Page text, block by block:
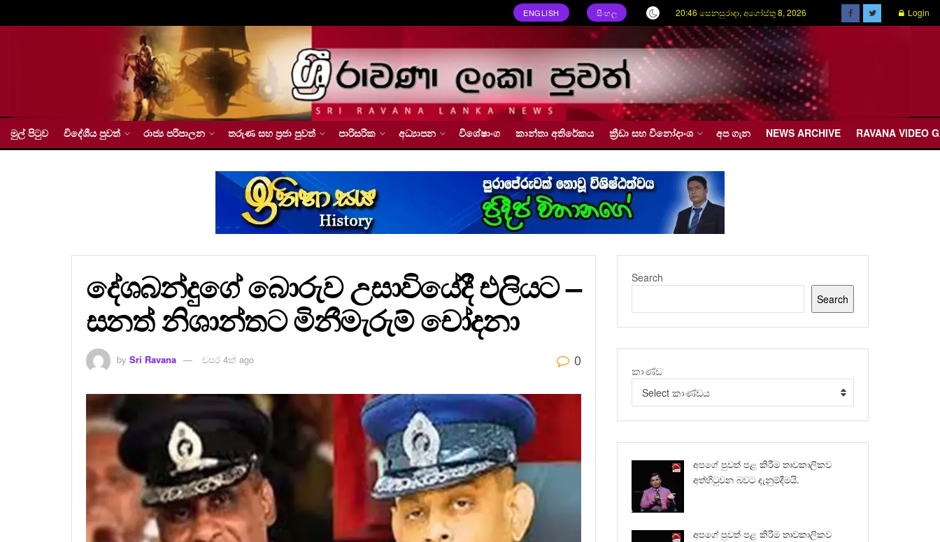
ENGLISH සිංහල 20:46 සෙනසුරාදා, අගෝස්තු 8, 2026 Login
මුල් පිටුව විදේශීය පුවත් රාජ්‍ය පරිපාලන තරුණ සහ ප්‍රජා පුවත් පාරිසරික අධ්‍යාපන විශේෂාංග කාන්තා අතිරේකය ක්‍රීඩා සහ විනෝදාංශ අප ගැන NEWS ARCHIVE RAVANA VIDEO
දේශබන්දුගේ බොරුව උසාවියේදී එලියට –
සනත් නිශාන්තට මිනීමැරුම් චෝදනා
by Sri Ravana වසර 4ක් ago 0
Search
Search
කාණ්ඩ
Select කාණ්ඩය
අපගේ පුවත් පළ කිරීම තාවකාලිකව
අත්හිටුවන බවට දැනුම්දීමයි.
අපගේ පුවත් පළ කිරීම තාවකාලිකව